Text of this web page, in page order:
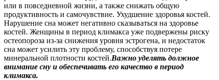
или в повседневной жизни, а также снижать общую
продуктивность и самочувствие. Ухудшение здоровья костей.
Нарушение сна может негативно сказываться на здоровье
костей. Женщины в период климакса уже подвержены риску
остеопороза из-за снижения уровня эстрогена, и недостаток
сна может усилить эту проблему, способствуя потере
минеральной плотности костей.Важно уделять должное
внимание сну и обеспечивать его качество в период
климакса.